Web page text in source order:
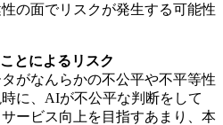
の面でリスクが発生する可能性
とによるリスク
がなんらかの不公平や不平等性
に、AIが不公平な判断をして
ービス向上を目指すあまり、本